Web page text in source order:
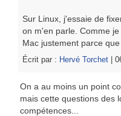
Sur Linux, j'essaie de
on m'en parle. Comme
Mac justement parce
Écrit par : Hervé Torchet |
On a au moins un point
mais cette questions des
compétences...